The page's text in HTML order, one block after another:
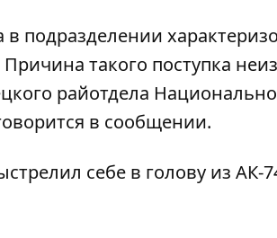
подразделении
такого поступка
райотдела
в сообщении.
себе в голову из АК-